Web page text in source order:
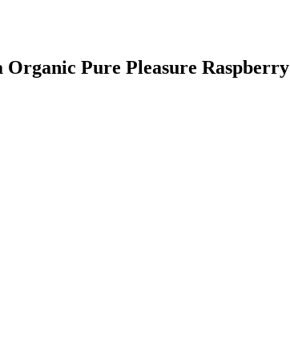
Pure Pleasure Raspberry